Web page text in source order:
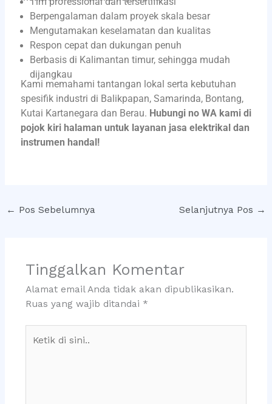
Berpengalaman dalam proyek skala besar
Mengutamakan keselamatan dan kualitas
Respon cepat dan dukungan penuh
Berbasis di Kalimantan timur, sehingga mudah
dijangkau
Kami memahami tantangan lokal serta kebutuhan
spesifik industri di Balikpapan, Samarinda, Bontang,
Kutai Kartanegara dan Berau. Hubungi no WA kami di
pojok kiri halaman untuk layanan jasa elektrikal dan
instrumen handal!
← Pos Sebelumnya Selanjutnya Pos →
Tinggalkan Komentar
Alamat email Anda tidak akan dipublikasikan.
Ruas yang wajib ditandai *